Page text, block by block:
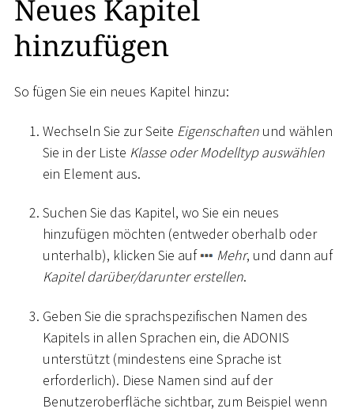
Neues Kapitel
hinzufügen
So fügen Sie ein neues Kapitel hinzu:
Wechseln Sie zur Seite Eigenschaften und wählen
Sie in der Liste Klasse oder Modelltyp auswählen
ein Element aus.
Suchen Sie das Kapitel, wo Sie ein neues
hinzufügen möchten (entweder oberhalb oder
unterhalb), klicken Sie auf
Mehr, und dann auf
Kapitel darüber/darunter erstellen.
Geben Sie die sprachspezifischen Namen des
Kapitels in allen Sprachen ein, die ADONIS
unterstützt (mindestens eine Sprache ist
erforderlich). Diese Namen sind auf der
Benutzeroberfläche sichtbar, zum Beispiel wenn